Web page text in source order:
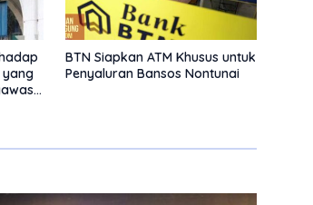
yang
BTN Siapkan ATM Khusus untuk
Penyaluran Bansos Nontunai